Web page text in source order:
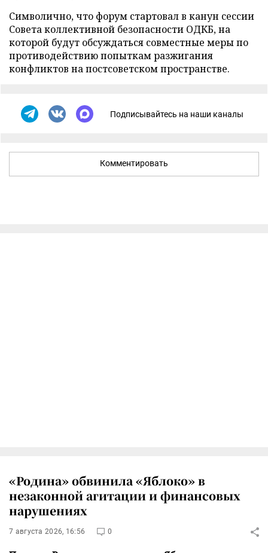
Символично, что форум стартовал в канун сессии
Совета коллективной безопасности ОДКБ, на
которой будут обсуждаться совместные меры по
противодействию попыткам разжигания
конфликтов на постсоветском пространстве.
Подписывайтесь на наши каналы
Комментировать
«Родина» обвинила «Яблоко» в
незаконной агитации и финансовых
нарушениях
7 августа 2026, 16:56 0